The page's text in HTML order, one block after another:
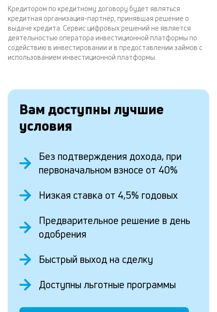
Кредитором по кредитному договору будет являться
кредитная организация-партнёр, принявшая решение о
выдаче кредита. Сервис цифровых решений не является
деятельностью оператора инвестиционной платформы по
содействию в инвестировании и в предоставлении займов с
использованием инвестиционной платформы.
Вам доступны лучшие
условия
Без подтверждения дохода, при
первоначальном взносе от 40%
Низкая ставка от 4,5% годовых
Предварительное решение в день
одобрения
Быстрый выход на сделку
Доступны льготные программы